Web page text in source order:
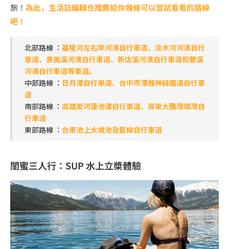
旅！ 為此，生活誌編輯也推薦給你幾條可以嘗試看看的路線
吧！
北部路線 ： 基隆河左右岸河濱自行車道、淡水河河濱自行
車道、景美溪河濱自行車道、新店溪河濱自行車道和雙溪
河濱自行車道等車道。
中部路線 ： 日月潭自行車道、台中市潭雅神綠園道自行車
道
南部路線 ： 高雄愛河蓮池潭自行車道、屏東大鵬灣環灣自
行車道
東部路線 ： 台東池上大坡池及藍線自行車道
閨蜜三人行：SUP 水上立槳體驗